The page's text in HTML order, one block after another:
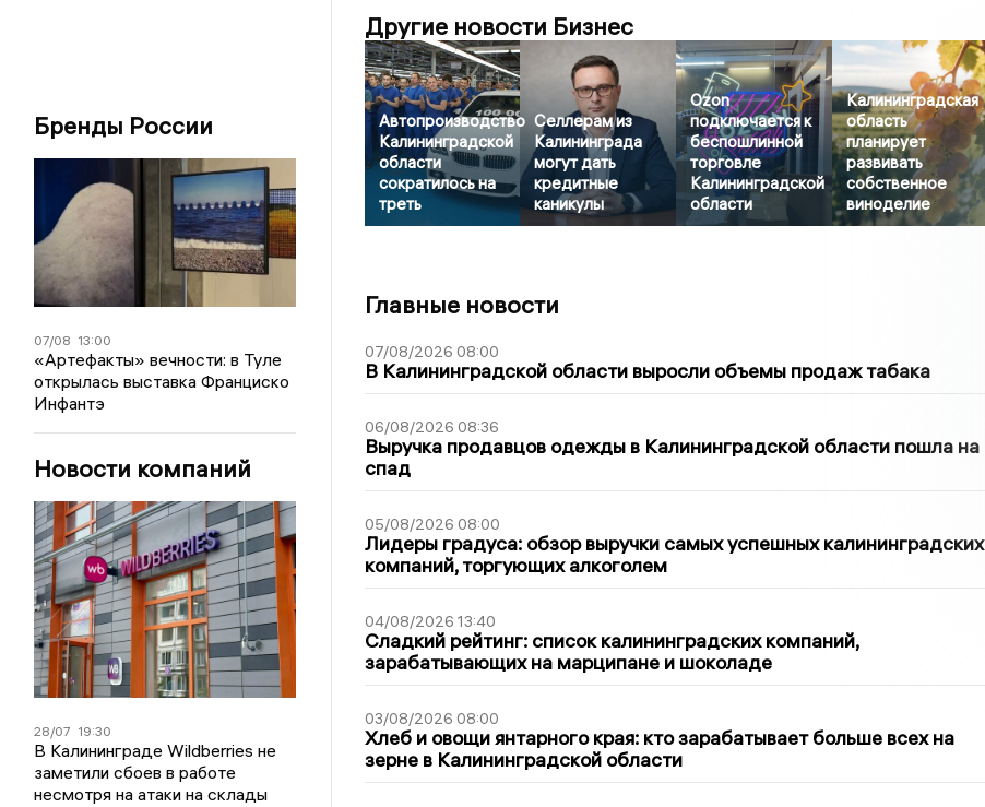
Бренды России
07/08 13:00
«Артефакты» вечности: в Туле
открылась выставка Франциско
Инфантэ
Новости компаний
28/07 19:30
В Калининграде Wildberries не
заметили сбоев в работе
несмотря на атаки на склады
Другие новости Бизнес
Автопроизводство
Калининградской
области
сократилось на
треть
Селлерам из
Калининграда
могут дать
кредитные
каникулы
Ozon
подключается к
беспошлинной
торговле
Калининградской
области
Калининградская
область
планирует
развивать
собственное
виноделие
Главные новости
07/08/2026 08:00
В Калининградской области выросли объемы продаж табака
06/08/2026 08:36
Выручка продавцов одежды в Калининградской области пошла на
спад
05/08/2026 08:00
Лидеры градуса: обзор выручки самых успешных калининградских
компаний, торгующих алкоголем
04/08/2026 13:40
Сладкий рейтинг: список калининградских компаний,
зарабатывающих на марципане и шоколаде
03/08/2026 08:00
Хлеб и овощи янтарного края: кто зарабатывает больше всех на
зерне в Калининградской области